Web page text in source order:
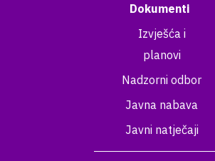
Dokumenti
Izvješća i
planovi
Nadzorni odbor
Javna nabava
Javni natječaji